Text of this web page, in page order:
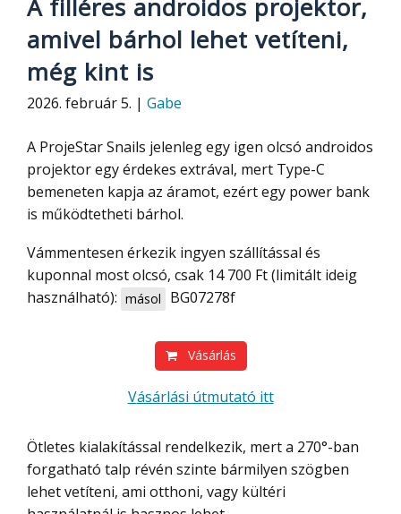
A filléres androidos projektor,
amivel bárhol lehet vetíteni,
még kint is
2026. február 5. | Gabe
A ProjeStar Snails jelenleg egy igen olcsó androidos
projektor egy érdekes extrával, mert Type-C
bemeneten kapja az áramot, ezért egy power bank
is működtetheti bárhol.
Vámmentesen érkezik ingyen szállítással és
kuponnal most olcsó, csak 14 700 Ft (limitált ideig
használható): másol BG07278f
Vásárlás
Vásárlási útmutató itt
Ötletes kialakítással rendelkezik, mert a 270°-ban
forgatható talp révén szinte bármilyen szögben
lehet vetíteni, ami otthoni, vagy kültéri